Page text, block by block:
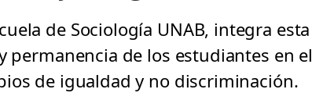
de Sociología UNAB, integra esta
permanencia de los estudiantes en el
de igualdad y no discriminación.